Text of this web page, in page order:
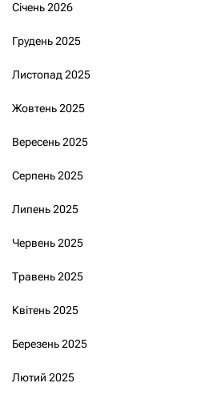
Січень 2026
Грудень 2025
Листопад 2025
Жовтень 2025
Вересень 2025
Серпень 2025
Липень 2025
Червень 2025
Травень 2025
Квітень 2025
Березень 2025
Лютий 2025